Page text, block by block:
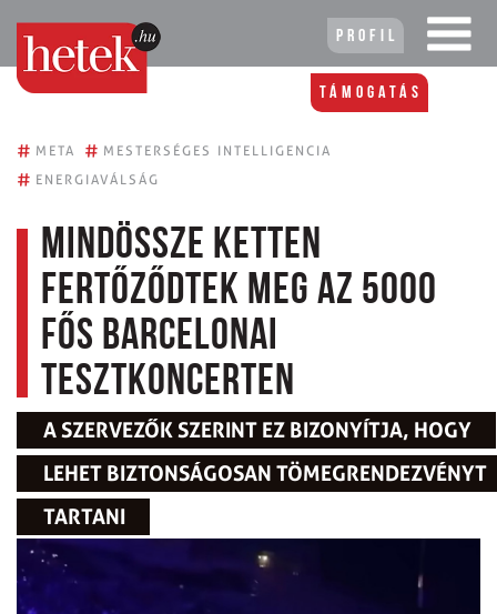
Profil
Támogatás
# META # MESTERSÉGES INTELLIGENCIA
# ENERGIAVÁLSÁG
Mindössze ketten
fertőződtek meg az 5000
fős barcelonai
tesztkoncerten
A SZERVEZŐK SZERINT EZ BIZONYÍTJA, HOGY
LEHET BIZTONSÁGOSAN TÖMEGRENDEZVÉNYT
TARTANI